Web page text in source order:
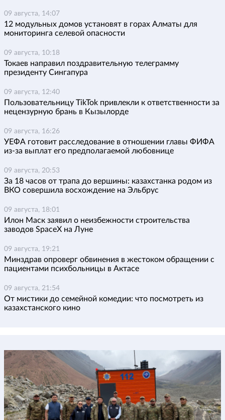
09 августа, 14:07
12 модульных домов установят в горах Алматы для
мониторинга селевой опасности
09 августа, 10:18
Токаев направил поздравительную телеграмму
президенту Сингапура
09 августа, 12:40
Пользовательницу TikTok привлекли к ответственности за
нецензурную брань в Кызылорде
09 августа, 16:26
УЕФА готовит расследование в отношении главы ФИФА
из-за выплат его предполагаемой любовнице
09 августа, 20:53
За 18 часов от трапа до вершины: казахстанка родом из
ВКО совершила восхождение на Эльбрус
09 августа, 18:01
Илон Маск заявил о неизбежности строительства
заводов SpaceX на Луне
09 августа, 19:21
Минздрав опроверг обвинения в жестоком обращении с
пациентами психбольницы в Актасе
09 августа, 21:54
От мистики до семейной комедии: что посмотреть из
казахстанского кино